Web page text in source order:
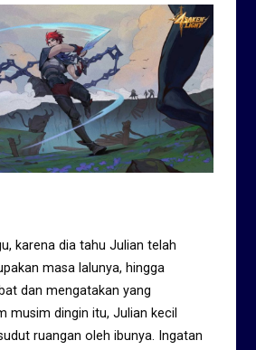
karena dia tahu Julian telah
masa lalunya, hingga
dan mengatakan yang
musim dingin itu, Julian kecil
ruangan oleh ibunya. Ingatan